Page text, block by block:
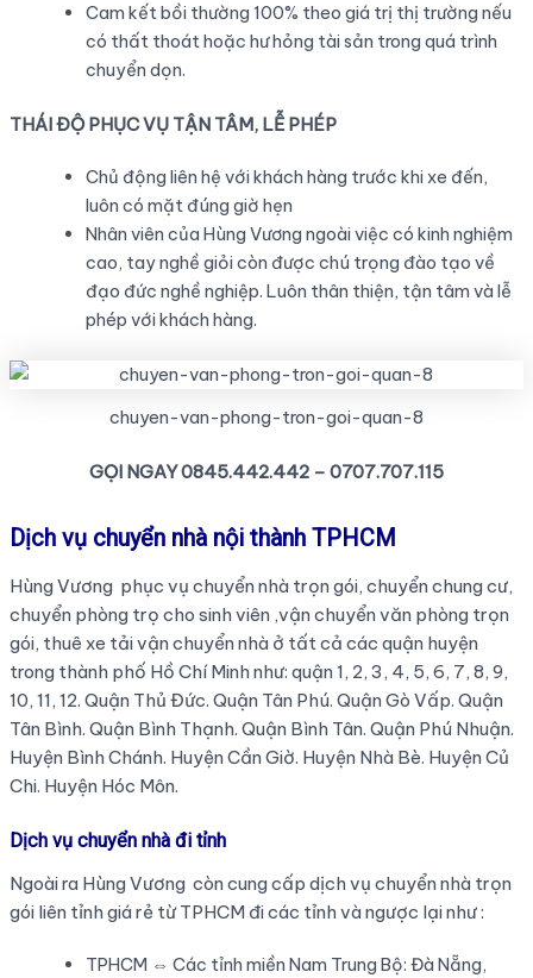
Cam kết bồi thường 100% theo giá trị thị trường nếu
có thất thoát hoặc hư hỏng tài sản trong quá trình
chuyển dọn.
THÁI ĐỘ PHỤC VỤ TẬN TÂM, LỄ PHÉP
Chủ động liên hệ với khách hàng trước khi xe đến,
luôn có mặt đúng giờ hẹn
Nhân viên của Hùng Vương ngoài việc có kinh nghiệm
cao, tay nghề giỏi còn được chú trọng đào tạo về
đạo đức nghề nghiệp. Luôn thân thiện, tận tâm và lễ
phép với khách hàng.
chuyen-van-phong-tron-goi-quan-8
GỌI NGAY 0845.442.442 – 0707.707.115
Dịch vụ chuyển nhà nội thành TPHCM
Hùng Vương phục vụ chuyển nhà trọn gói, chuyển chung cư,
chuyển phòng trọ cho sinh viên ,vận chuyển văn phòng trọn
gói, thuê xe tải vận chuyển nhà ở tất cả các quận huyện
trong thành phố Hồ Chí Minh như: quận 1, 2, 3, 4, 5, 6, 7, 8, 9,
10, 11, 12. Quận Thủ Đức. Quận Tân Phú. Quận Gò Vấp. Quận
Tân Bình. Quận Bình Thạnh. Quận Bình Tân. Quận Phú Nhuận.
Huyện Bình Chánh. Huyện Cần Giờ. Huyện Nhà Bè. Huyện Củ
Chi. Huyện Hóc Môn.
Dịch vụ chuyển nhà đi tỉnh
Ngoài ra Hùng Vương còn cung cấp dịch vụ chuyển nhà trọn
gói liên tỉnh giá rẻ từ TPHCM đi các tỉnh và ngược lại như :
TPHCM ⇔ Các tỉnh miền Nam Trung Bộ: Đà Nẵng,